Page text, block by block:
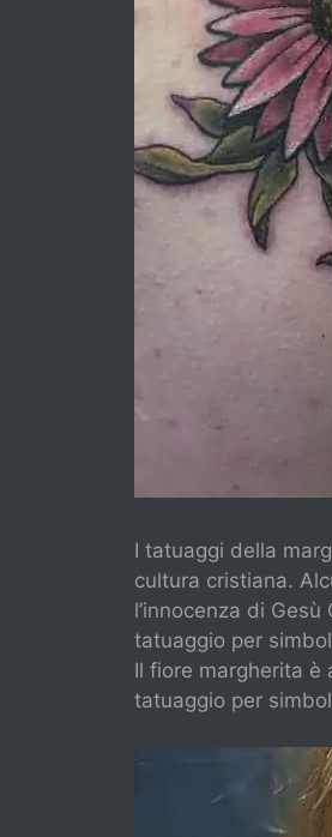
I tatuaggi della
cultura cristiana.
l’innocenza di
tatuaggio per
Il fiore margherita è
tatuaggio per